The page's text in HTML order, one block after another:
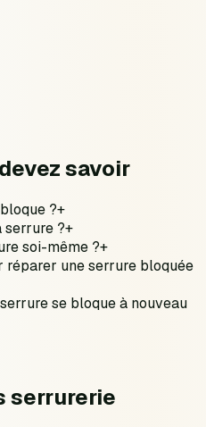
savoir
?+
serrure ?+
soi-même ?+
réparer une serrure bloquée
se bloque à nouveau
serrurerie